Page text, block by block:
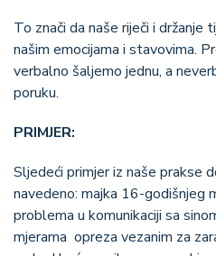
To znači da naše riječi i
našim emocijama i stavovima.
verbalno šaljemo jednu, a
poruku.
PRIMJER:
Sljedeći primjer iz naše prakse
navedeno: majka 16-godišnjeg
problema u komunikaciji sa
mjerama opreza vezanim za